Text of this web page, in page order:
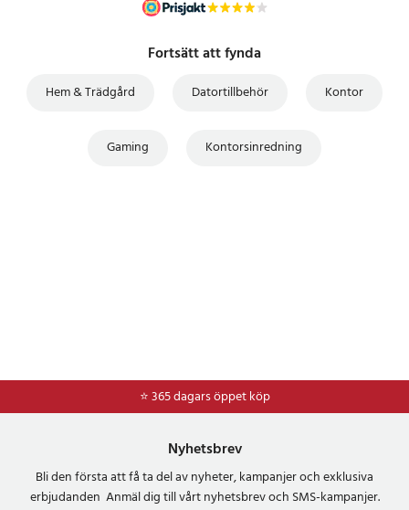
Fortsätt att fynda
Hem & Trädgård Datortillbehör Kontor
Gaming Kontorsinredning
⭐ 365 dagars öppet köp
⭐Frakt 49kr *
Nyhetsbrev
Bli den första att få ta del av nyheter, kampanjer och exklusiva
erbjudanden Anmäl dig till vårt nyhetsbrev och SMS-kampanjer.